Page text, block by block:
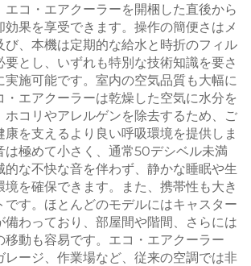
エコ・エアクーラーを開梱した直後から
効果を享受できます。操作の簡便さはメ
び、本機は定期的な給水と時折のフィル
要とし、いずれも特別な技術知識を要さ
実施可能です。室内の空気品質も大幅に
・エアクーラーは乾燥した空気に水分を
ホコリやアレルゲンを除去するため、ご
康を支えるより良い呼吸環境を提供しま
は極めて小さく、通常50デシベル未満
的な不快な音を伴わず、静かな睡眠や生
境を確保できます。また、携帯性も大き
です。ほとんどのモデルにはキャスター
備わっており、部屋間や階間、さらには
移動も容易です。エコ・エアクーラー
レージ、作業場など、従来の空調では非